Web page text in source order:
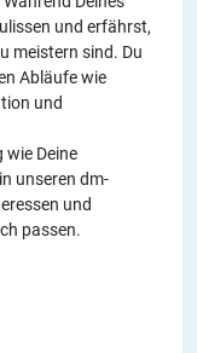
und erfährst,
meistern sind. Du
Abläufe wie
und
wie Deine
unseren dm-
und
passen.